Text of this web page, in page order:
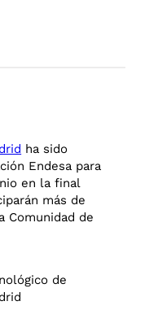
ha sido
Endesa para
en la final
más de
Comunidad de
de